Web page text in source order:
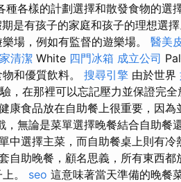
各樣的計劃選擇和散發食物的選
是有孩子的家庭和孩子的理想選擇
場，例如有監督的遊樂場。 醫美
清潔 White 四門冰箱 成立公司
和優質飲料。 搜尋引擎 由於世界
，在那裡可以忘記壓力並保證完全
康食品放在自助餐上很重要，因為
無論是菜單選擇晚餐結合自助餐
中選擇主菜，而自助餐桌上則有冷
自助晚餐，顧名思義，所有東西都
。 seo 這意味著當天準備的晚餐